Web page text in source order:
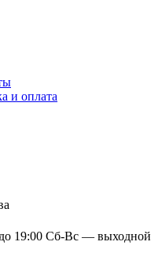
и оплата
19:00 Сб-Вс — выходной